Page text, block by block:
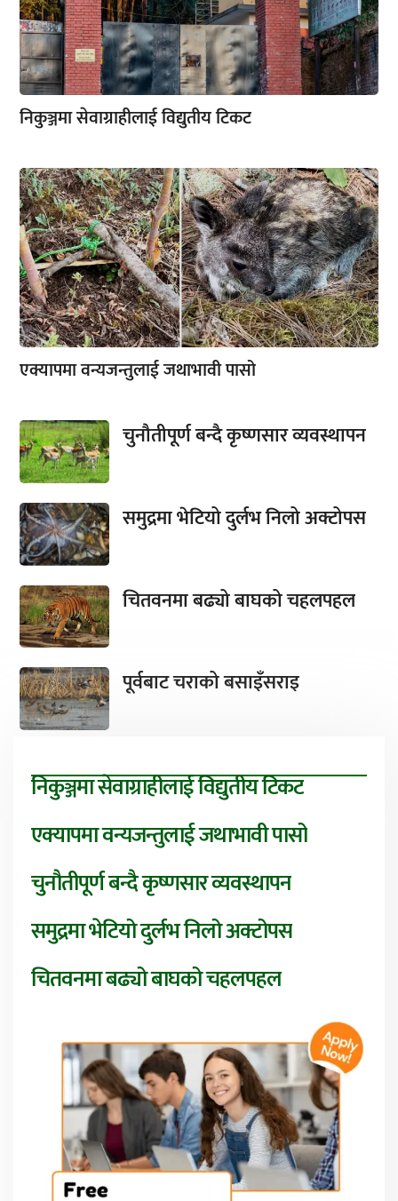
निकुञ्जमा सेवाग्राहीलाई विद्युतीय टिकट
एक्यापमा वन्यजन्तुलाई जथाभावी पासो
चुनौतीपूर्ण बन्दै कृष्णसार व्यवस्थापन
समुद्रमा भेटियो दुर्लभ निलो अक्टोपस
चितवनमा बढ्यो बाघको चहलपहल
पूर्वबाट चराको बसाइँसराइ
निकुञ्जमा सेवाग्राहीलाई विद्युतीय टिकट
एक्यापमा वन्यजन्तुलाई जथाभावी पासो
चुनौतीपूर्ण बन्दै कृष्णसार व्यवस्थापन
समुद्रमा भेटियो दुर्लभ निलो अक्टोपस
चितवनमा बढ्यो बाघको चहलपहल